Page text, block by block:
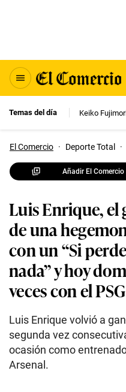
Temas del día Keiko
El Comercio · Deporte Total ·
Añadir El
Luis Enrique, el
de una
con un “Si
nada” y hoy
veces con el PSG
Luis Enrique volvió a
segunda vez
ocasión como
Arsenal.